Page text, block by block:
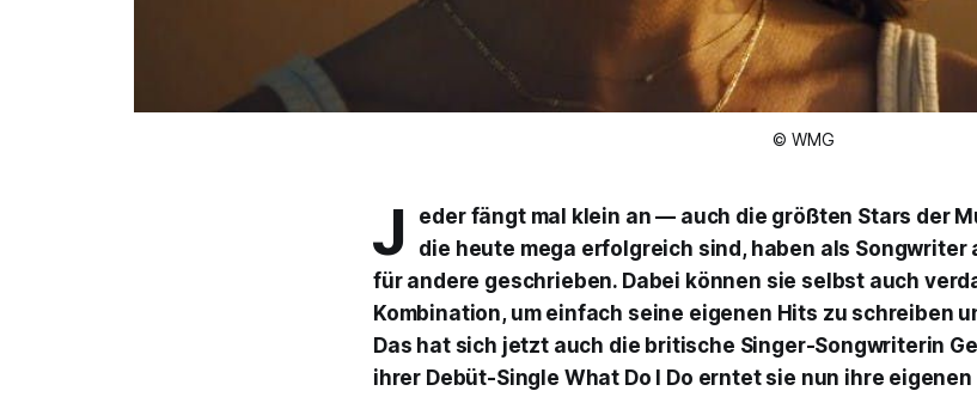
© WMG
J
eder fängt mal klein an — auch die größten Stars der
die heute mega erfolgreich sind, haben als Songwriter
für andere geschrieben. Dabei können sie selbst auch
Kombination, um einfach seine eigenen Hits zu schreiben
Das hat sich jetzt auch die britische Singer-Songwriterin
ihrer Debüt-Single What Do I Do erntet sie nun ihre